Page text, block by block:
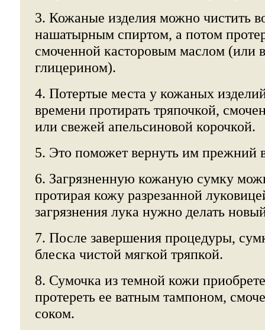
3. Кожаные изделия можно чистить
нашатырным спиртом, а потом
смоченной касторовым маслом (или
глицерином).
4. Потертые места у кожаных
времени протирать тряпочкой,
или свежей апельсиновой корочкой.
5. Это поможет вернуть им прежний
6. Загрязненную кожаную сумку
протирая кожу разрезанной
загрязнения лука нужно делать
7. После завершения процедуры,
блеска чистой мягкой тряпкой.
8. Сумочка из темной кожи
протереть ее ватным тампоном,
соком.